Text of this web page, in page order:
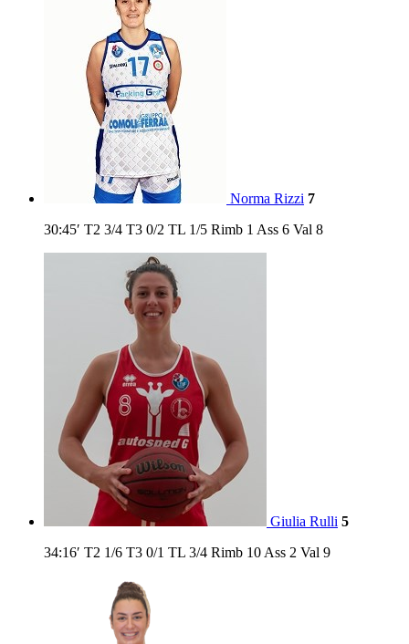
Norma Rizzi 7
30:45′ T2 3/4 T3 0/2 TL 1/5 Rimb 1 Ass 6 Val 8
Giulia Rulli 5
34:16′ T2 1/6 T3 0/1 TL 3/4 Rimb 10 Ass 2 Val 9